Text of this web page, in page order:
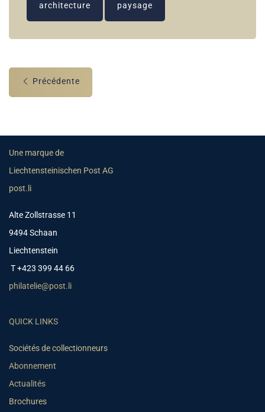
architecture paysage
Précédente
Une marque de
Liechtensteinischen Post AG
post.li
Alte Zollstrasse 11
9494 Schaan
Liechtenstein
T +423 399 44 66
philatelie@post.li
QUICK LINKS
Sociétés de collectionneurs
Abonnement
Actualités
Brochures